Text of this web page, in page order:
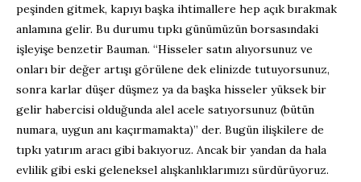
peşinden gitmek, kapıyı başka ihtimallere hep açık bırakmak
anlamına gelir. Bu durumu tıpkı günümüzün borsasındaki
işleyişe benzetir Bauman. “Hisseler satın alıyorsunuz ve
onları bir değer artışı görülene dek elinizde tutuyorsunuz,
sonra karlar düşer düşmez ya da başka hisseler yüksek bir
gelir habercisi olduğunda alel acele satıyorsunuz (bütün
numara, uygun anı kaçırmamakta)” der. Bugün ilişkilere de
tıpkı yatırım aracı gibi bakıyoruz. Ancak bir yandan da hala
evlilik gibi eski geleneksel alışkanlıklarımızı sürdürüyoruz.